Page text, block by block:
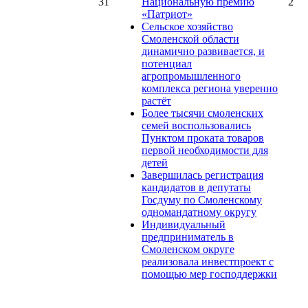
«Патриот»
Сельское хозяйство
Смоленской области
динамично развивается, и
потенциал
агропромышленного
комплекса региона уверенно
растёт
Более тысячи смоленских
семей воспользовались
Пунктом проката товаров
первой необходимости для
детей
Завершилась регистрация
кандидатов в депутаты
Госдуму по Смоленскому
одномандатному округу
Индивидуальный
предприниматель в
Смоленском округе
реализовала инвестпроект с
помощью мер господдержки